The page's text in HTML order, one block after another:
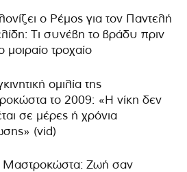
ο Ρέμος για τον Παντελή
Τι συνέβη το βράδυ πριν
μοιραίο τροχαίο
ομιλία της
το 2009: «Η νίκη δεν
σε μέρες ή χρόνια
(vid)
Μαστροκώστα: Ζωή σαν